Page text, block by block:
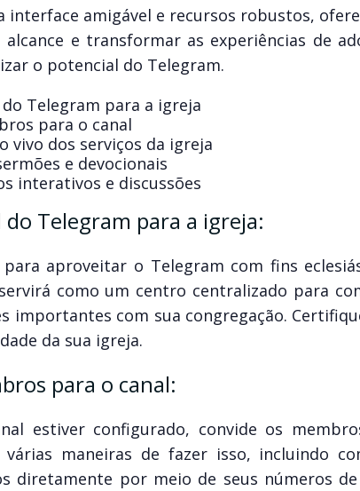
interface amigável e recursos robustos,
alcance e transformar as experiências de
o potencial do Telegram.
Telegram para a igreja
para o canal
vivo dos serviços da igreja
e devocionais
interativos e discussões
Telegram para a igreja:
aproveitar o Telegram com fins
como um centro centralizado para
importantes com sua congregação.
da sua igreja.
para o canal:
estiver configurado, convide os
várias maneiras de fazer isso, incluindo
diretamente por meio de seus números